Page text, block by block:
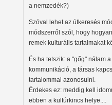
a nemzedék?)
Szóval lehet az útkeresés
módszerről szól, hogy
remek kulturális tartalmakat
És ha tetszik: a "gőg" nálam
kommunikáció, a társas
tartalommal azonosulni.
Érdekes ez: meddig kell
ebben a kultúrkincs helye....